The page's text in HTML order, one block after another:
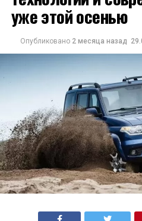
уже этой осенью
Опубликовано 2 месяца назад